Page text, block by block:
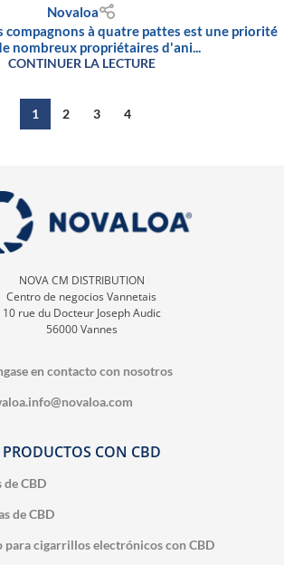
Novaloa
compagnons à quatre pattes est une priorité
nombreux propriétaires d'ani...
CONTINUER LA LECTURE
1 2 3 4
NOVA CM DISTRIBUTION
Centro de negocios Vannetais
10 rue du Docteur Joseph Audic
56000 Vannes
en contacto con nosotros
PRODUCTOS CON CBD
de CBD
de CBD
para cigarrillos electrónicos con CBD